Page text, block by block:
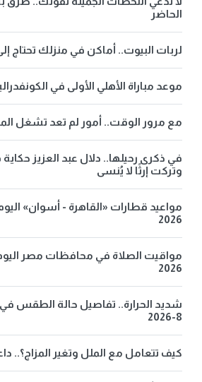
الحاضر
لربات البيوت.. أماكن في منزلك تحتاج
موعد مباراة الأهلي الأولى في
مع مرور الوقت.. أمور لم تعد تشغل
في ذكرى رحيلها.. دلال عبد العزيز
وتركت إرثًا لا يُنسى
2026
2026
8-2026
كيف تتعامل مع الملل وتغير المزاج؟..